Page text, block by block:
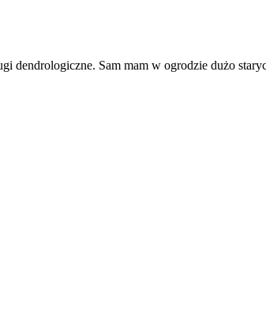
dendrologiczne. Sam mam w ogrodzie dużo